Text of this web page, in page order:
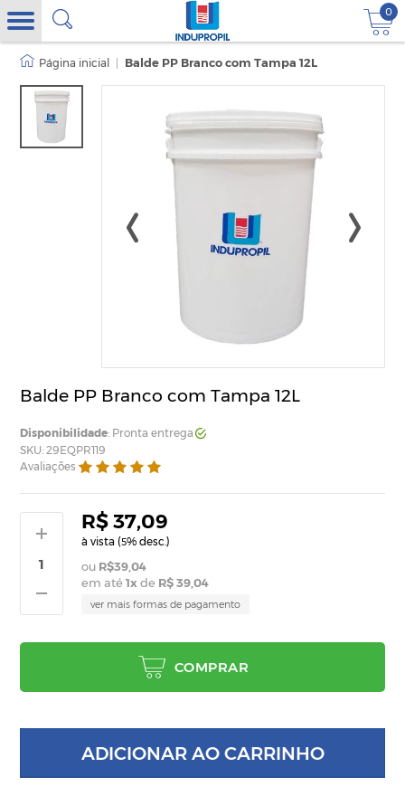
0
Balde PP Branco com Tampa 12L
Balde PP Branco com Tampa 12L
Disponibilidade: Pronta entrega
SKU: 29EQPR119
Avaliações
R$ 37,09
à vista (5% desc.)
R$39,04
em até1x de R$ 39,04
ver mais formas de pagamento
COMPRAR
ADICIONAR AO CARRINHO